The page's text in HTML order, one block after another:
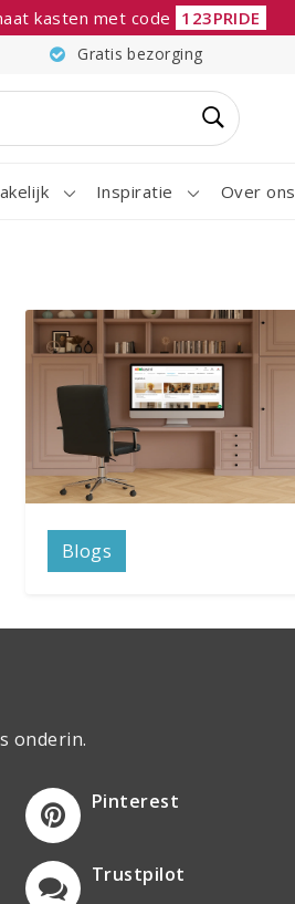
kasten met code 123PRIDE
Gratis bezorging
Inspiratie Over ons
Blogs
onderin.
Pinterest
Trustpilot